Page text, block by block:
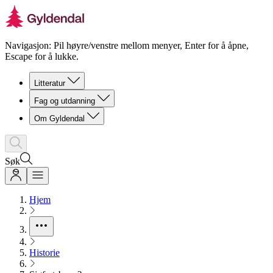
Navigasjon: Pil høyre/venstre mellom menyer, Enter for å åpne,
Escape for å lukke.
Litteratur
Fag og utdanning
Om Gyldendal
Søk
Hjem
Historie